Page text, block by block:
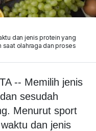
dan jenis protein yang
saat olahraga dan proses
-- Memilih jenis
sesudah
Menurut sport
dan jenis